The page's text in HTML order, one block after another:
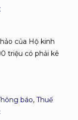
của Hộ kinh
triệu có phải kê
báo, Thuế